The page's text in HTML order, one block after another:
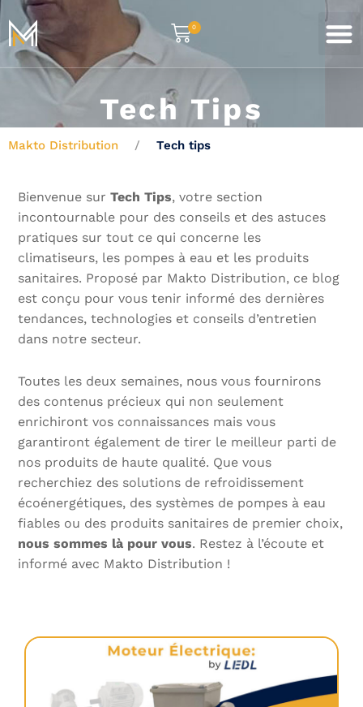
0
Tech Tips
Makto Distribution Tech tips
Bienvenue surTech Tips, votre section
incontournable pour des conseils et des astuces
pratiques sur tout ce qui concerne les
climatiseurs, les pompes à eau et les produits
sanitaires. Proposé par Makto Distribution, ce blog
est conçu pour vous tenir informé des dernières
tendances, technologies et conseils d’entretien
dans notre secteur.
Toutes les deux semaines, nous vous fournirons
des contenus précieux qui non seulement
enrichiront vos connaissances mais vous
garantiront également de tirer le meilleur parti de
nos produits de haute qualité. Que vous
recherchiez des solutions de refroidissement
écoénergétiques, des systèmes de pompes à eau
fiables ou des produits sanitaires de premier choix,
nous sommes là pour vous. Restez à l’écoute et
informé avec Makto Distribution !